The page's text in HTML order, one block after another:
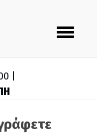
Toggle
navigation
|